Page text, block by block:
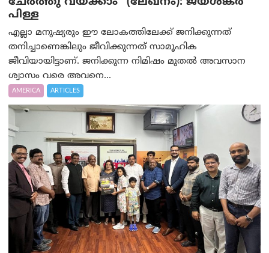
പിള്ള
എല്ലാ മനുഷ്യരും ഈ ലോകത്തിലേക്ക് ജനിക്കുന്നത്
തനിച്ചാണെങ്കിലും ജീവിക്കുന്നത് സാമൂഹിക
ജീവിയായിട്ടാണ്. ജനിക്കുന്ന നിമിഷം മുതൽ അവസാന
ശ്വാസം വരെ അവനെ...
AMERICA ARTICLES